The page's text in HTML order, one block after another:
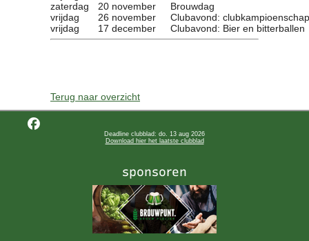
zaterdag
20 november
Brouwdag
vrijdag
26 november
Clubavond:
vrijdag
17 december Clubavond: Bier en bitterballen
Terug naar overzicht
Deadline clubblad: do. 13 aug 2026
Download hier het laatste clubblad
sponsoren